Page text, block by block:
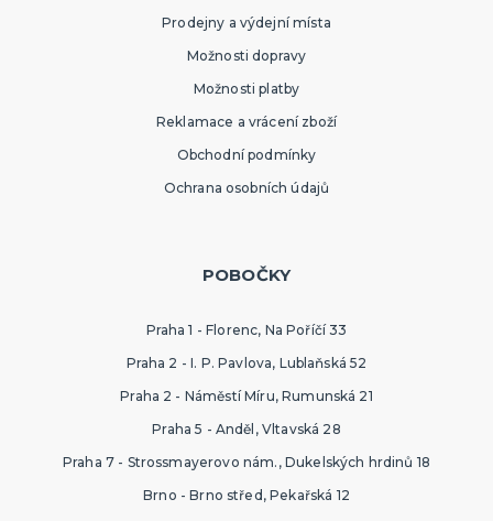
Prodejny a výdejní místa
Možnosti dopravy
Možnosti platby
Reklamace a vrácení zboží
Obchodní podmínky
Ochrana osobních údajů
POBOČKY
Praha 1 - Florenc, Na Poříčí 33
Praha 2 - I. P. Pavlova, Lublaňská 52
Praha 2 - Náměstí Míru, Rumunská 21
Praha 5 - Anděl, Vltavská 28
Praha 7 - Strossmayerovo nám., Dukelských hrdinů 18
Brno - Brno střed, Pekařská 12